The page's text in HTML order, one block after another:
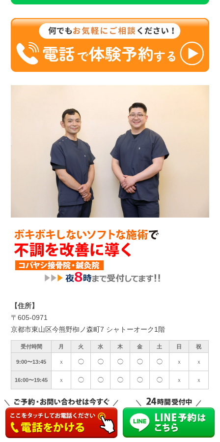
【住所】
〒605-0971
京都市東山区今熊野椥ノ森町7 シャトーオーク1階
受付時間 月 火 水 木 金 土 日 祝
9:00〜13:45 ｘ ◯ ◯ ◯ ◯ ◯ ｘ ｘ
16:00〜19:45 ｘ ◯ ◯ ◯ ◯ ◯ ｘ ｘ